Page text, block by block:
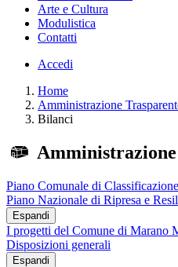
Arte e Cultura
Modulistica
Contatti
Accedi
Home
Amministrazione
Bilanci
Piano Comunale di
Piano Nazionale di Ripresa e
Espandi
I progetti del Comune di Marano
Disposizioni generali
Espandi